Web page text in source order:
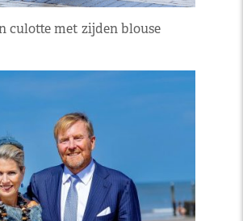
culotte met zijden blouse